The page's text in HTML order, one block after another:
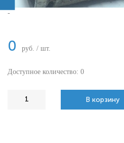
-
0 руб. / шт.
Доступное количество: 0
В корзину